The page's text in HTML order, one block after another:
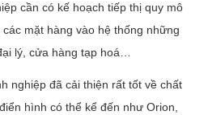
cần có kế hoạch tiếp thị quy mô
mặt hàng vào hệ thống những
lý, cửa hàng tạp hoá…
nghiệp đã cải thiện rất tốt về chất
hình có thể kể đến như Orion,